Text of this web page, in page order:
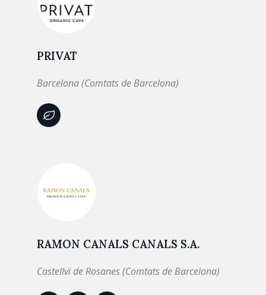
PRIVAT
Barcelona (Comtats de Barcelona)
RAMON CANALS CANALS S.A.
Castellvi de Rosanes (Comtats de Barcelona)